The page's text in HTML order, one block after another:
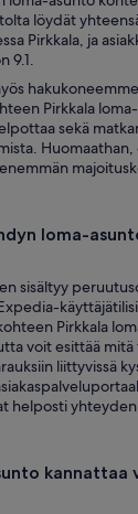
löydät
Pirkkala, ja
9.1.
Pirkkala
sekä
Huomaathan,
loma-
sisältyy
Pirkkala
voit esittää mitä
liittyvissä
helposti yhteyden
kannattaa